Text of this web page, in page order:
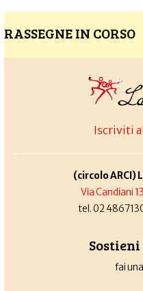
RASSEGNE IN CORSO
Iscriviti
(circolo ARCI)
Via Candiani
tel. 02
fai una